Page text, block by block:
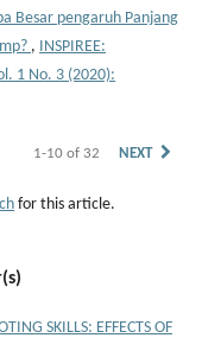
Besar pengaruh Panjang
, INSPIREE:
1 No. 3 (2020):
1-10 of 32 NEXT
for this article.
SKILLS: EFFECTS OF